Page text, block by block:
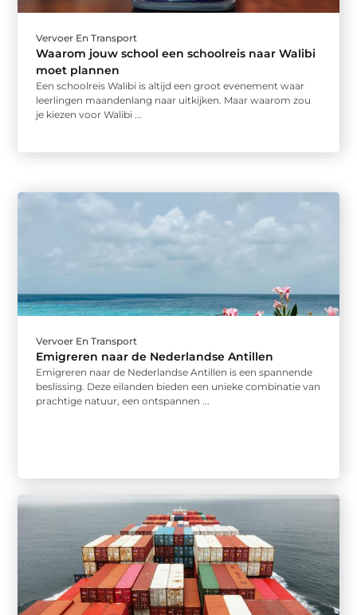
Vervoer En Transport
Waarom jouw school een schoolreis naar Walibi
moet plannen
Een schoolreis Walibi is altijd een groot evenement waar
leerlingen maandenlang naar uitkijken. Maar waarom zou
je kiezen voor Walibi ...
Vervoer En Transport
Emigreren naar de Nederlandse Antillen
Emigreren naar de Nederlandse Antillen is een spannende
beslissing. Deze eilanden bieden een unieke combinatie van
prachtige natuur, een ontspannen ...